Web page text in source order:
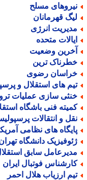
مسلح
قهرمانان
انرژی
متحده
وضعیت
ترین
رضوی
های استقلال و
سازی عملیات
فنی باشگاه استقلال
و انتقالات پرسپولیس
های نظامی آمریکا
دانشگاه تهران
سابق استقلال
فوتبال ایران
ارزیاب هلال احمر